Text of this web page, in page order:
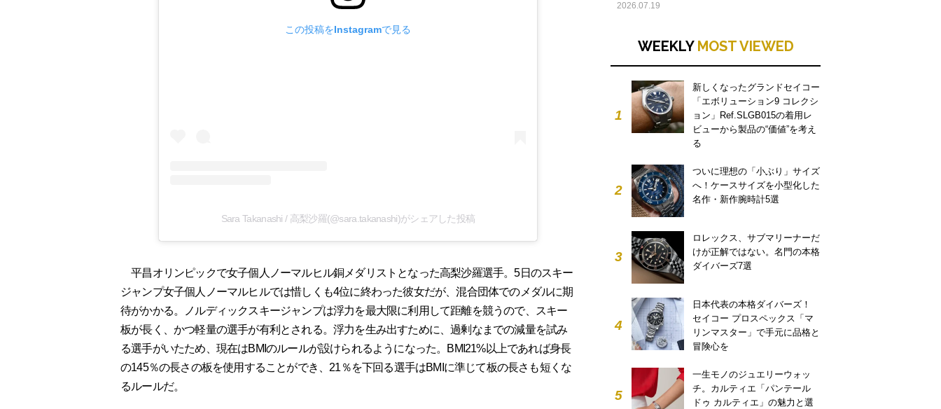
この投稿をInstagramで見る
Sara Takanashi / 高梨沙羅(@sara.takanashi)がシェアした投稿
平昌オリンピックで女子個人ノーマルヒル銅メダリストとなった高梨沙羅選手。5日のスキー
ジャンプ女子個人ノーマルヒルでは惜しくも4位に終わった彼女だが、混合団体でのメダルに期
待がかかる。ノルディックスキージャンプは浮力を最大限に利用して距離を競うので、スキー
板が長く、かつ軽量の選手が有利とされる。浮力を生み出すために、過剰なまでの減量を試み
る選手がいたため、現在はBMIのルールが設けられるようになった。BMI21%以上であれば身長
の145％の長さの板を使用することができ、21％を下回る選手はBMIに準じて板の長さも短くな
るルールだ。
2026.07.19
WEEKLY MOST VIEWED
1
新しくなったグランドセイコー
「エボリューション9 コレクシ
ョン」Ref.SLGB015の着用レ
ビューから製品の“価値”を考え
る
2
ついに理想の「小ぶり」サイズ
へ！ケースサイズを小型化した
名作・新作腕時計5選
3
ロレックス、サブマリーナーだ
けが正解ではない。名門の本格
ダイバーズ7選
4
日本代表の本格ダイバーズ！
セイコー プロスペックス「マ
リンマスター」で手元に品格と
冒険心を
5
一生モノのジュエリーウォッ
チ。カルティエ「パンテール
ドゥ カルティエ」の魅力と選